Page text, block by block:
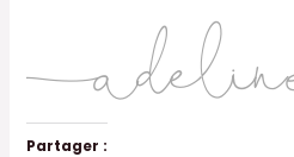
Partager :